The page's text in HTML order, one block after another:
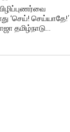
‘செய்! செய்யாதே!’
தமிழ்நாடு...